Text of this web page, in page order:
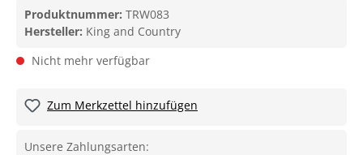
Produktnummer: TRW083
Hersteller: King and Country
Nicht mehr verfügbar
Zum Merkzettel hinzufügen
Unsere Zahlungsarten: